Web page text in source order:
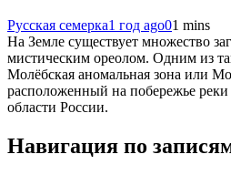
Русская семерка1 год ago01 mins
На Земле существует множество
мистическим ореолом. Одним из
Молёбская аномальная зона или
расположенный на побережье
области России.
Навигация по